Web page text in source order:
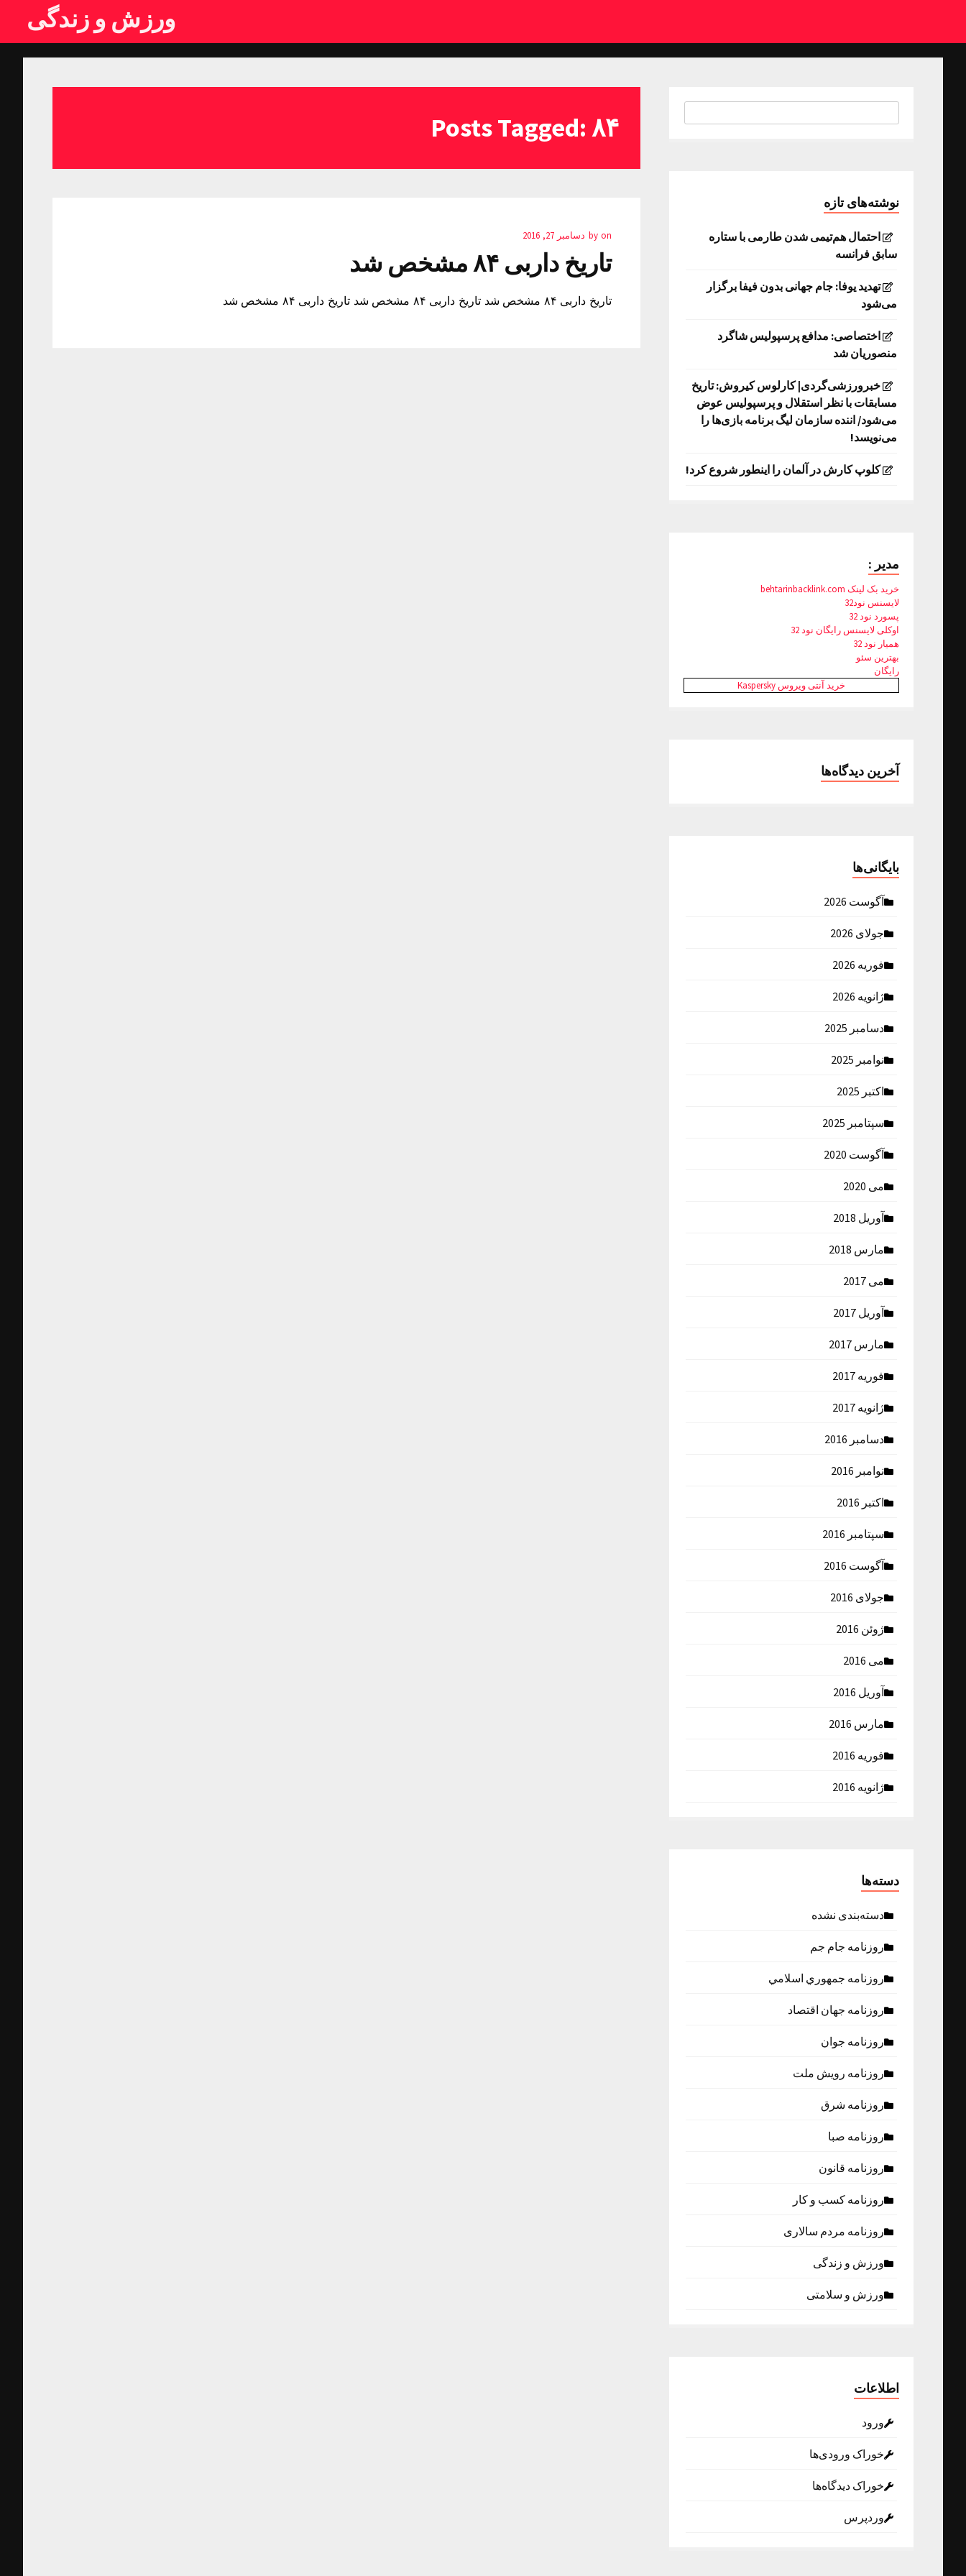
ورزش و زندگی
Posts Tagged: ۸۴
by on دسامبر 27, 2016
تاریخ داربی ۸۴ مشخص شد
تاریخ داربی ۸۴ مشخص شد تاریخ داربی ۸۴ مشخص شد تاریخ داربی ۸۴ مشخص شد
نوشته‌های تازه
احتمال هم‌تیمی شدن طارمی با ستاره
سابق فرانسه
تهدید یوفا: جام جهانی بدون فیفا برگزار
می‌شود
اختصاصی: مدافع پرسپولیس شاگرد
منصوریان شد
خبرورزشی‌گردی| کارلوس کیروش: تاریخ
مسابقات با نظر استقلال و پرسپولیس عوض
می‌شود/ اننده سازمان لیگ برنامه بازی‌ها را
می‌نویسد!
کلوپ کارش در آلمان را اینطور شروع کرد!
مدیر :
خرید بک لینک behtarinbacklink.com
لایسنس نود32
پسورد نود 32
اوکلی لایسنس رایگان نود 32
همیار نود 32
بهترین سئو
رایگان
خرید آنتی ویروس Kaspersky
آخرین دیدگاه‌ها
بایگانی‌ها
آگوست 2026
جولای 2026
فوریه 2026
ژانویه 2026
دسامبر 2025
نوامبر 2025
اکتبر 2025
سپتامبر 2025
آگوست 2020
می 2020
آوریل 2018
مارس 2018
می 2017
آوریل 2017
مارس 2017
فوریه 2017
ژانویه 2017
دسامبر 2016
نوامبر 2016
اکتبر 2016
سپتامبر 2016
آگوست 2016
جولای 2016
ژوئن 2016
می 2016
آوریل 2016
مارس 2016
فوریه 2016
ژانویه 2016
دسته‌ها
دسته‌بندی نشده
روزنامه جام جم
روزنامه جمهوري اسلامي
روزنامه جهان اقتصاد
روزنامه جوان
روزنامه رویش ملت
روزنامه شرق
روزنامه صبا
روزنامه قانون
روزنامه كسب و كار
روزنامه مردم سالاری
ورزش و زندگی
ورزش و سلامتی
اطلاعات
ورود
خوراک ورودی‌ها
خوراک دیدگاه‌ها
وردپرس